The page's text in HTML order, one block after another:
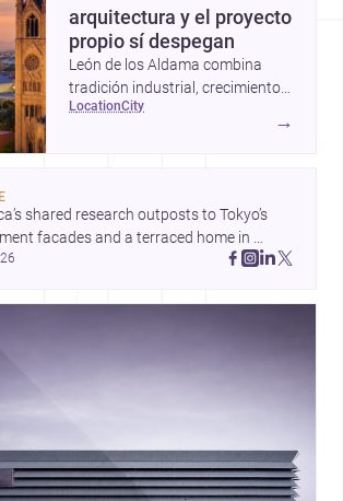
arquitectura y el proyecto
propio sí despegan
León de los Aldama combina
tradición industrial, crecimiento
urbano y una escena profesional
sólida; por eso es un destino muy
location city
→
shared research outposts to Tokyo’s
facades and a terraced home in
projects show how architecture adapts to